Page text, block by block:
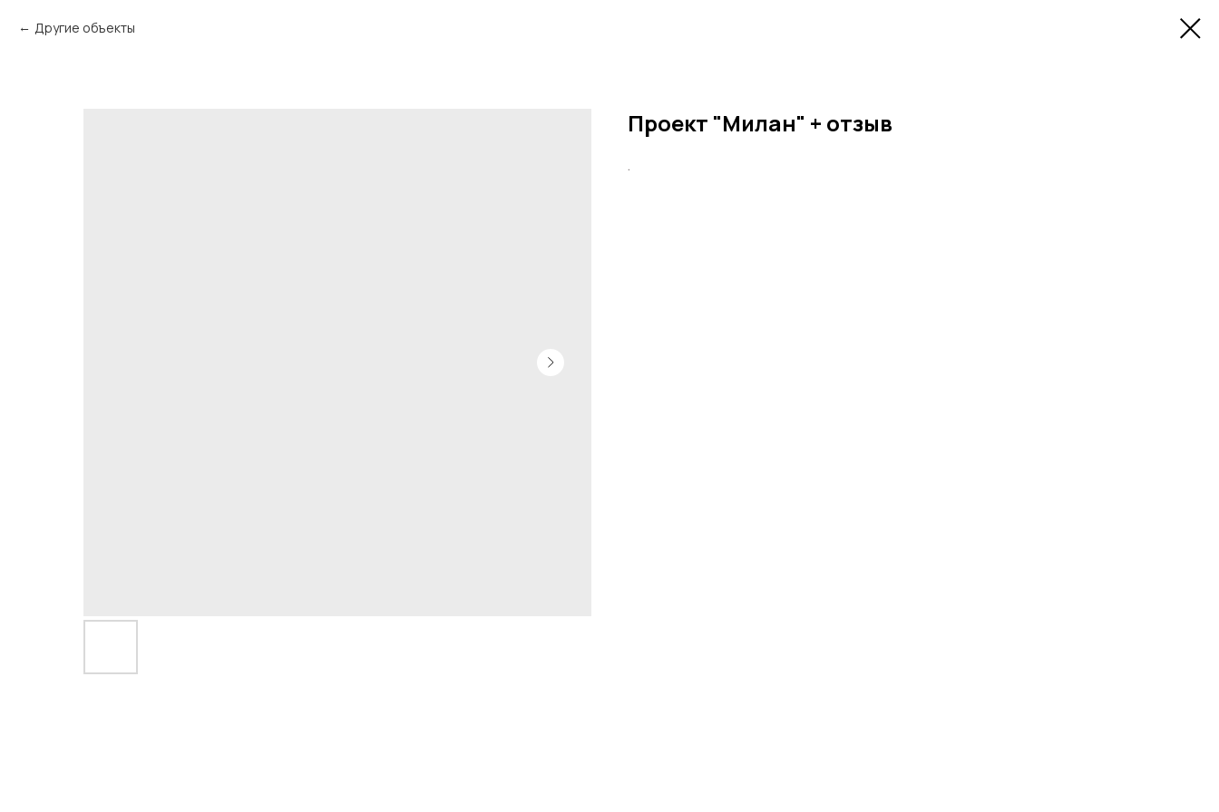
Другие объекты
Проект "Милан" + отзыв
.